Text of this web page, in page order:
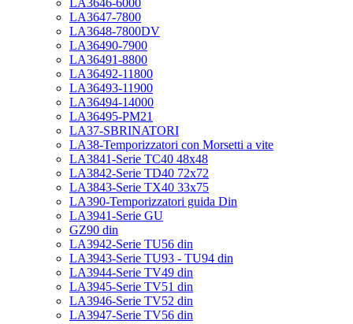
LA3646-6000
LA3647-7800
LA3648-7800DV
LA36490-7900
LA36491-8800
LA36492-11800
LA36493-11900
LA36494-14000
LA36495-PM21
LA37-SBRINATORI
LA38-Temporizzatori con Morsetti a vite
LA3841-Serie TC40 48x48
LA3842-Serie TD40 72x72
LA3843-Serie TX40 33x75
LA390-Temporizzatori guida Din
LA3941-Serie GU
GZ90 din
LA3942-Serie TU56 din
LA3943-Serie TU93 - TU94 din
LA3944-Serie TV49 din
LA3945-Serie TV51 din
LA3946-Serie TV52 din
LA3947-Serie TV56 din